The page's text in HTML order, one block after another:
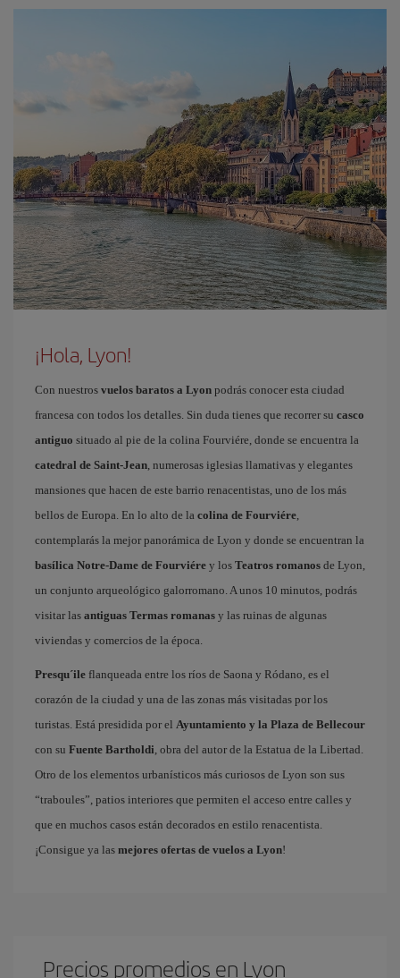
¡Hola, Lyon!
Con nuestros vuelos baratos a Lyon podrás conocer esta ciudad
francesa con todos los detalles. Sin duda tienes que recorrer su casco
antiguo situado al pie de la colina Fourviére, donde se encuentra la
catedral de Saint-Jean, numerosas iglesias llamativas y elegantes
mansiones que hacen de este barrio renacentistas, uno de los más
bellos de Europa. En lo alto de la colina de Fourviére,
contemplarás la mejor panorámica de Lyon y donde se encuentran la
basílica Notre-Dame de Fourviére y los Teatros romanos de Lyon,
un conjunto arqueológico galorromano. A unos 10 minutos, podrás
visitar las antiguas Termas romanas y las ruinas de algunas
viviendas y comercios de la época.
Presqu´ile flanqueada entre los ríos de Saona y Ródano, es el
corazón de la ciudad y una de las zonas más visitadas por los
turistas. Está presidida por el Ayuntamiento y la Plaza de Bellecour
con su Fuente Bartholdi, obra del autor de la Estatua de la Libertad.
Otro de los elementos urbanísticos más curiosos de Lyon son sus
“traboules”, patios interiores que permiten el acceso entre calles y
que en muchos casos están decorados en estilo renacentista.
¡Consigue ya las mejores ofertas de vuelos a Lyon!
Precios promedios en Lyon